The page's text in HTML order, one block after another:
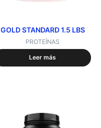
GOLD STANDARD 1.5 LBS
PROTEÍNAS
Leer más
producto